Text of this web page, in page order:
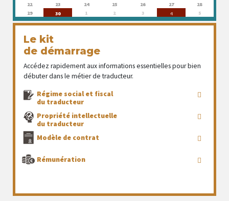
22
23 24 25 26 27
28
29
30 1 2 3 4 5
Le kit
de démarrage
Accédez rapidement aux informations essentielles pour bien
débuter dans le métier de traducteur.
Régime social et fiscal
du traducteur
Propriété intellectuelle
du traducteur
Modèle de contrat
Rémunération